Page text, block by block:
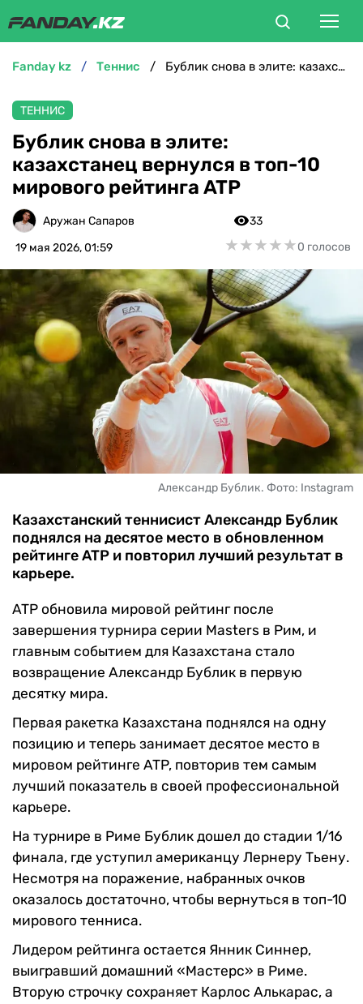
БОКС
ММА
ТЕННИС
ФУТЗАЛ
ВЕЛОСПОРТ
ЧМ-2026
ДРУГИЕ
БУКМЕКЕРЫ
fanday kz теннис Бублик снова в элите: казахстанец вернулся в топ-10 мирового рейтинга ATP
ТЕННИС
Бублик снова в элите:
казахстанец вернулся в топ-10
мирового рейтинга ATP
Аружан Сапаров
19 мая 2026, 01:59
33
★★★★★
★★★★★0 голосов
Александр Бублик. Фото: Instagram
Казахстанский теннисист Александр Бублик
поднялся на десятое место в обновленном
рейтинге ATP и повторил лучший результат в
карьере.
ATP обновила мировой рейтинг после
завершения турнира серии Masters в Рим, и
главным событием для Казахстана стало
возвращение Александр Бублик в первую
десятку мира.
Первая ракетка Казахстана поднялся на одну
позицию и теперь занимает десятое место в
мировом рейтинге ATP, повторив тем самым
лучший показатель в своей профессиональной
карьере.
На турнире в Риме Бублик дошел до стадии 1/16
финала, где уступил американцу Лернеру Тьену.
Несмотря на поражение, набранных очков
оказалось достаточно, чтобы вернуться в топ-10
мирового тенниса.
Лидером рейтинга остается Янник Синнер,
выигравший домашний «Мастерс» в Риме.
Вторую строчку сохраняет Карлос Алькарас, а